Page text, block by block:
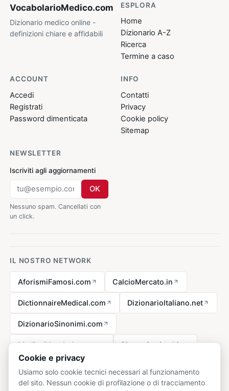
VocabolarioMedico.com
Dizionario medico online -
definizioni chiare e affidabili
ESPLORA
Home
Dizionario A-Z
Ricerca
Termine a caso
ACCOUNT
Accedi
Registrati
Password dimenticata
INFO
Contatti
Privacy
Cookie policy
Sitemap
NEWSLETTER
Iscriviti agli aggiornamenti
OK
Nessuno spam. Cancellati con
un click.
IL NOSTRO NETWORK
AforismiFamosi.com CalcioMercato.in
DictionnaireMedical.com DizionarioItaliano.net
DizionarioSinonimi.com
MedicalVocabulary.org RicetteCucina.biz
Avviso legale ai sensi della legge n. 62 del 07.03.2001
Cookie e privacy
Usiamo solo cookie tecnici necessari al funzionamento
del sito. Nessun cookie di profilazione o di tracciamento